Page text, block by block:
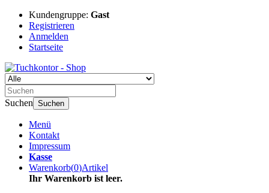
Kundengruppe: Gast
Registrieren
Anmelden
Startseite
Suchen Suchen
Menü
Kontakt
Impressum
Kasse
Warenkorb(0)Artikel
Ihr Warenkorb ist leer.